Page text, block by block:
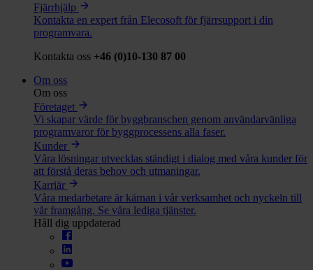
Fjärrhjälp
Kontakta en expert från Elecosoft för fjärrsupport i din
programvara.
Kontakta oss +46 (0)10-130 87 00
Om oss
Om oss
Företaget
Vi skapar värde för byggbranschen genom användarvänliga
programvaror för byggprocessens alla faser.
Kunder
Våra lösningar utvecklas ständigt i dialog med våra kunder för
att förstå deras behov och utmaningar.
Karriär
Våra medarbetare är kärnan i vår verksamhet och nyckeln till
vår framgång. Se våra lediga tjänster.
Håll dig uppdaterad